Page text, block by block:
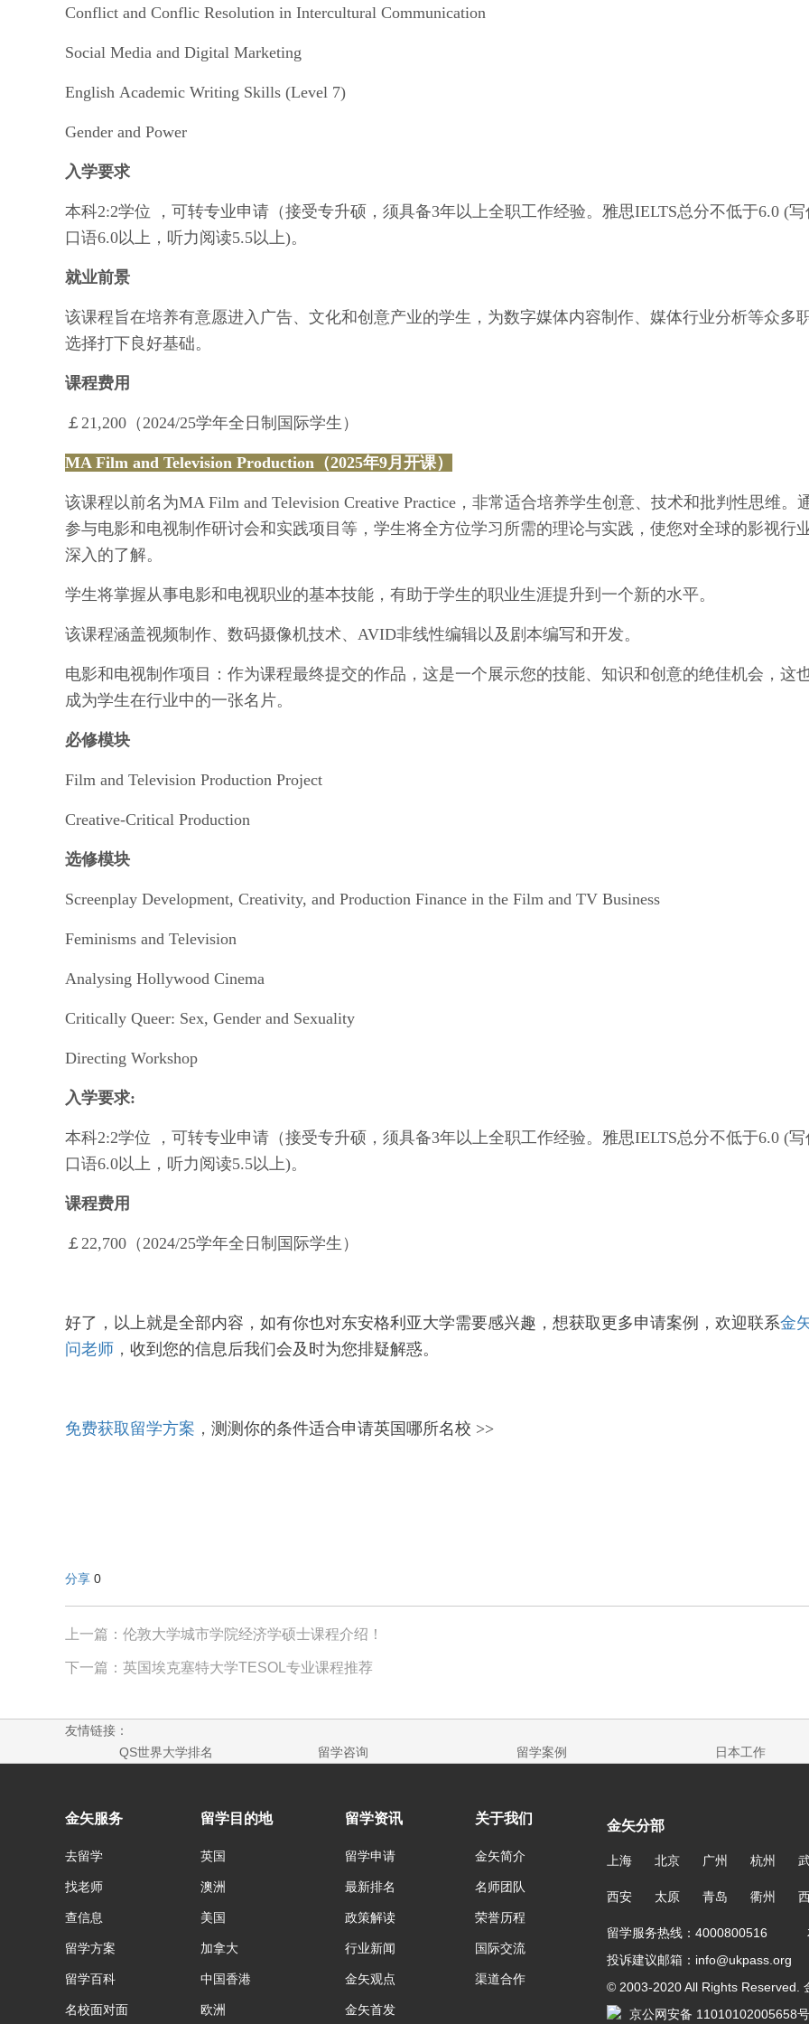
Conflict and Conflic Resolution in Intercultural Communication
Social Media and Digital Marketing
English Academic Writing Skills (Level 7)
Gender and Power
入学要求
本科2:2学位 ，可转专业申请（接受专升硕，须具备3年以上全职工作经验。雅思IELTS总分不低于6.0 (写
口语6.0以上，听力阅读5.5以上)。
就业前景
该课程旨在培养有意愿进入广告、文化和创意产业的学生，为数字媒体内容制作、媒体行业分析等众多
选择打下良好基础。
课程费用
￡21,200（2024/25学年全日制国际学生）
MA Film and Television Production（2025年9月开课）
该课程以前名为MA Film and Television Creative Practice，非常适合培养学生创意、技术和批判性思维。
参与电影和电视制作研讨会和实践项目等，学生将全方位学习所需的理论与实践，使您对全球的影视行
深入的了解。
学生将掌握从事电影和电视职业的基本技能，有助于学生的职业生涯提升到一个新的水平。
该课程涵盖视频制作、数码摄像机技术、AVID非线性编辑以及剧本编写和开发。
电影和电视制作项目：作为课程最终提交的作品，这是一个展示您的技能、知识和创意的绝佳机会，这
成为学生在行业中的一张名片。
必修模块
Film and Television Production Project
Creative-Critical Production
选修模块
Screenplay Development, Creativity, and Production Finance in the Film and TV Business
Feminisms and Television
Analysing Hollywood Cinema
Critically Queer: Sex, Gender and Sexuality
Directing Workshop
入学要求:
本科2:2学位 ，可转专业申请（接受专升硕，须具备3年以上全职工作经验。雅思IELTS总分不低于6.0 (写
口语6.0以上，听力阅读5.5以上)。
课程费用
￡22,700（2024/25学年全日制国际学生）
好了，以上就是全部内容，如有你也对东安格利亚大学需要感兴趣，想获取更多申请案例，欢迎联系金
问老师 ， 收到您的信息后我们会及时为您排疑解惑。
免费获取留学方案 ， 测测你的条件适合申请英国哪所名校 >>
分享 0
上一篇：伦敦大学城市学院经济学硕士课程介绍！
下一篇：英国埃克塞特大学TESOL专业课程推荐
友情链接：
QS世界大学排名
留学咨询 留学案例 日本工作
金矢服务
去留学
找老师
查信息
留学方案
留学百科
名校面对面
留学目的地
英国
澳洲
美国
加拿大
中国香港
欧洲
留学资讯
留学申请
最新排名
政策解读
行业新闻
金矢观点
金矢首发
关于我们
金矢简介
名师团队
荣誉历程
国际交流
渠道合作
金矢分部
上海 北京 广州 杭州
西安 太原 青岛 衢州
留学服务热线：4000800516
投诉建议邮箱：info@ukpass.org
© 2003-2020 All Rights Reserved.
京公网安备 11010102005658号